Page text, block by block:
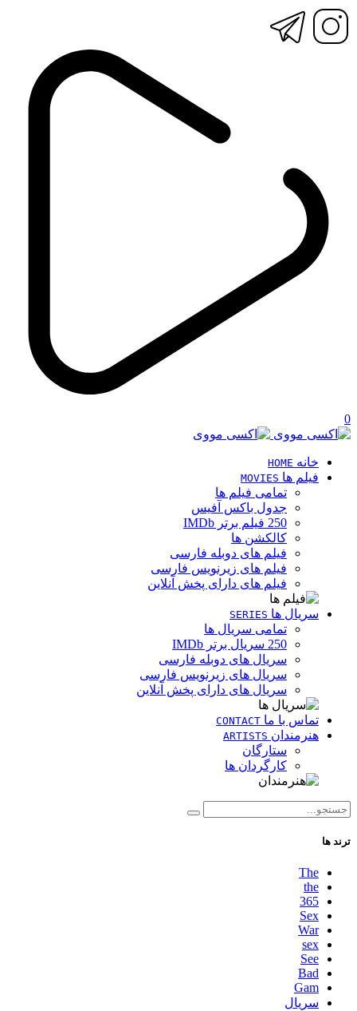
0
خانه HOME
فیلم ها MOVIES
تمامی فیلم ها
جدول باکس آفیس
250 فیلم برتر IMDb
کالکشن ها
فیلم های دوبله فارسی
فیلم های زیرنویس فارسی
فیلم های دارای پخش آنلاین
سریال ها SERIES
تمامی سریال ها
250 سریال برتر IMDb
سریال های دوبله فارسی
سریال های زیرنویس فارسی
سریال های دارای پخش آنلاین
تماس با ما CONTACT
هنرمندان ARTISTS
ستارگان
کارگردان ها
ترند ها
The
the
365
Sex
War
sex
See
Bad
Gam
سریال